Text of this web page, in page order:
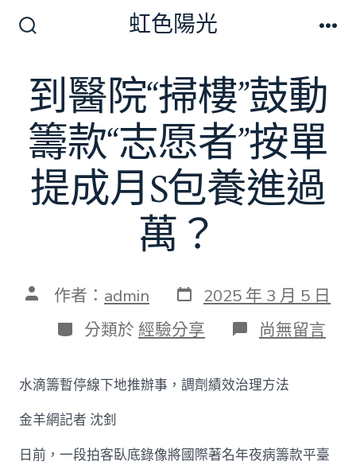
切
換
開
關
虹色陽光
到醫院“掃樓”鼓動
籌款“志愿者”按單
提成月S包養進過
萬？
文 作者： admin 發
表
日
期
2025 年 3 月 5 日
分
類
分類於 經驗分享 在
〈到
院
“掃
籌
尚無留言
水滴籌暫停線下地推辦事，調劑績效治理方法
金羊網記者 沈釗
日前，一段拍客臥底錄像將國際著名年夜病籌款平臺